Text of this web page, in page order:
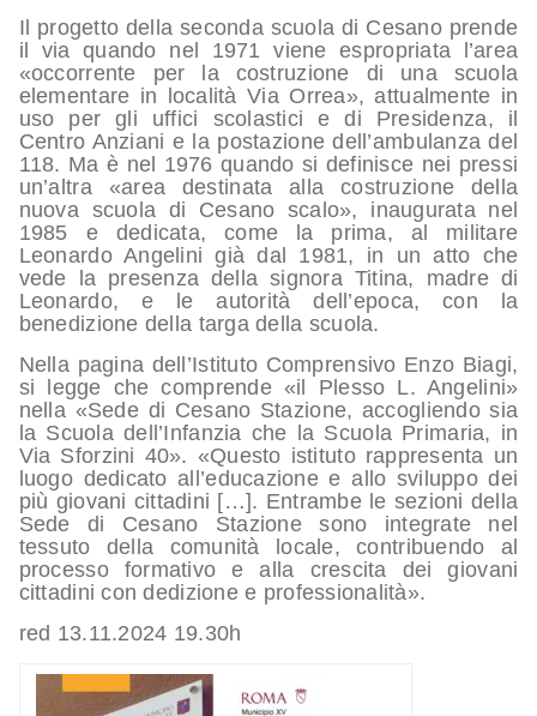
Il progetto della seconda scuola di Cesano prende
il via quando nel 1971 viene espropriata l’area
«occorrente per la costruzione di una scuola
elementare in località Via Orrea», attualmente in
uso per gli uffici scolastici e di Presidenza, il
Centro Anziani e la postazione dell’ambulanza del
118. Ma è nel 1976 quando si definisce nei pressi
un’altra «area destinata alla costruzione della
nuova scuola di Cesano scalo», inaugurata nel
1985 e dedicata, come la prima, al militare
Leonardo Angelini già dal 1981, in un atto che
vede la presenza della signora Titina, madre di
Leonardo, e le autorità dell’epoca, con la
benedizione della targa della scuola.
Nella pagina dell’Istituto Comprensivo Enzo Biagi,
si legge che comprende «il Plesso L. Angelini»
nella «Sede di Cesano Stazione, accogliendo sia
la Scuola dell’Infanzia che la Scuola Primaria, in
Via Sforzini 40». «Questo istituto rappresenta un
luogo dedicato all’educazione e allo sviluppo dei
più giovani cittadini […]. Entrambe le sezioni della
Sede di Cesano Stazione sono integrate nel
tessuto della comunità locale, contribuendo al
processo formativo e alla crescita dei giovani
cittadini con dedizione e professionalità».
red 13.11.2024 19.30h